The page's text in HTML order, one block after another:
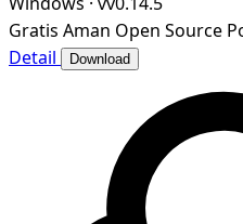
Gratis Aman Open Source
Detail
Download